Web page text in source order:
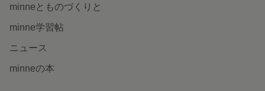
minneとものづくりと
minne学習帖
ニュース
minneの本